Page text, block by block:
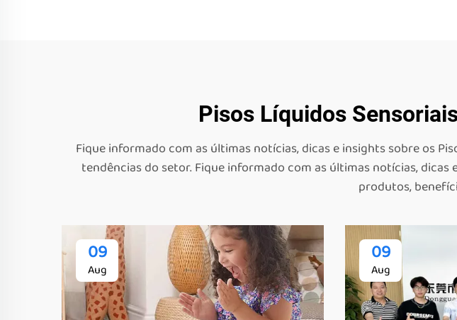
Pisos Líquidos
Fique informado com as últimas notícias, dicas e insights sobre os
tendências do setor. Fique informado com as últimas notícias, dicas
produtos,
09
Aug
09
Aug